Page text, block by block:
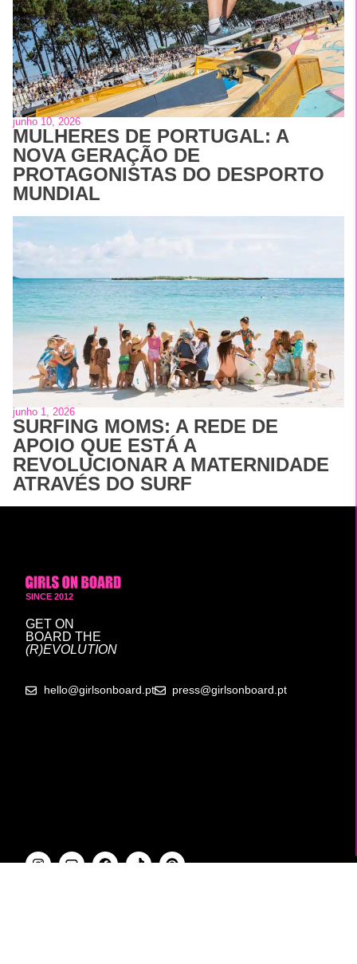
junho 10, 2026
MULHERES DE PORTUGAL: A
NOVA GERAÇÃO DE
PROTAGONISTAS DO DESPORTO
MUNDIAL
junho 1, 2026
SURFING MOMS: A REDE DE
APOIO QUE ESTÁ A
REVOLUCIONAR A MATERNIDADE
ATRAVÉS DO SURF
SINCE 2012
GET ON
BOARD THE
(R)EVOLUTION
hello@girlsonboard.pt press@girlsonboard.pt